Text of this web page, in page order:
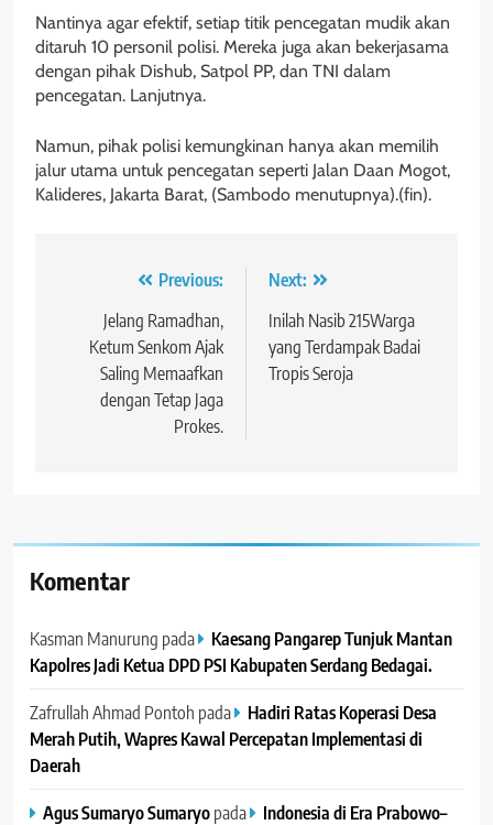
Nantinya agar efektif, setiap titik pencegatan mudik akan
ditaruh 10 personil polisi. Mereka juga akan bekerjasama
dengan pihak Dishub, Satpol PP, dan TNI dalam
pencegatan. Lanjutnya.
Namun, pihak polisi kemungkinan hanya akan memilih
jalur utama untuk pencegatan seperti Jalan Daan Mogot,
Kalideres, Jakarta Barat, (Sambodo menutupnya).(fin).
Navigasi Previous:
Jelang Ramadhan,
Ketum Senkom Ajak
Saling Memaafkan
dengan Tetap Jaga
Prokes.
Next:
Inilah Nasib 215Warga
yang Terdampak Badai
Tropis Seroja
Komentar
Kasman Manurung pada
Kaesang Pangarep Tunjuk Mantan
Kapolres Jadi Ketua DPD PSI Kabupaten Serdang Bedagai. ‎ ‎
Zafrullah Ahmad Pontoh pada
Hadiri Ratas Koperasi Desa
Merah Putih, Wapres Kawal Percepatan Implementasi di
Daerah
Agus Sumaryo Sumaryopada
Indonesia di Era Prabowo–